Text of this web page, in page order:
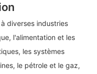
diverses industries
l'alimentation et les
les systèmes
le pétrole et le gaz,